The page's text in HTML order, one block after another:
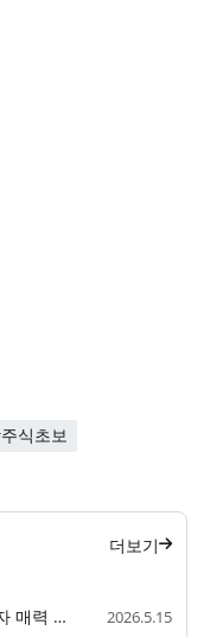
식초보
더보기
삼성전자우 주가 흐름과 우선주 투자 매력 정리 2026.5.15